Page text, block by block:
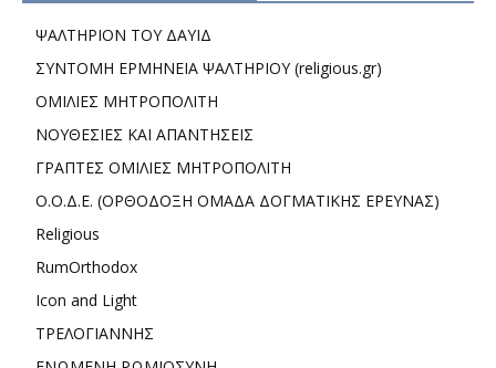
ΨΑΛΤΗΡΙΟΝ ΤΟΥ ΔΑΥΙΔ
ΣΥΝΤΟΜΗ ΕΡΜΗΝΕΙΑ ΨΑΛΤΗΡΙΟΥ (religious.gr)
ΟΜΙΛΙΕΣ ΜΗΤΡΟΠΟΛΙΤΗ
ΝΟΥΘΕΣΙΕΣ ΚΑΙ ΑΠΑΝΤΗΣΕΙΣ
ΓΡΑΠΤΕΣ ΟΜΙΛΙΕΣ ΜΗΤΡΟΠΟΛΙΤΗ
Ο.Ο.Δ.Ε. (ΟΡΘΟΔΟΞΗ ΟΜΑΔΑ ΔΟΓΜΑΤΙΚΗΣ ΕΡΕΥΝΑΣ)
Religious
RumOrthodox
Icon and Light
ΤΡΕΛΟΓΙΑΝΝΗΣ